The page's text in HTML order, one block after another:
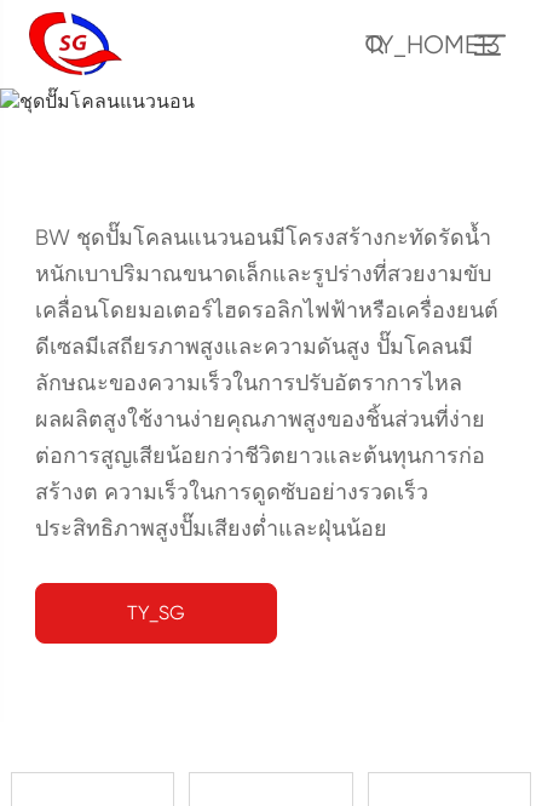
TY_HOME13
ชุดปั๊มโคลนแนวนอน
BW ชุดปั๊มโคลนแนวนอนมีโครงสร้างกะทัดรัดน้ำ
หนักเบาปริมาณขนาดเล็กและรูปร่างที่สวยงามขับ
เคลื่อนโดยมอเตอร์ไฮดรอลิกไฟฟ้าหรือเครื่องยนต์
ดีเซลมีเสถียรภาพสูงและความดันสูง ปั๊มโคลนมี
ลักษณะของความเร็วในการปรับอัตราการไหล
ผลผลิตสูงใช้งานง่ายคุณภาพสูงของชิ้นส่วนที่ง่าย
ต่อการสูญเสียน้อยกว่าชีวิตยาวและต้นทุนการก่อ
สร้างต ความเร็วในการดูดซับอย่างรวดเร็ว
ประสิทธิภาพสูงปั๊มเสียงต่ำและฝุ่นน้อย
TY_SG